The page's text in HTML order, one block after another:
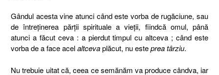
Gândul acesta vine atunci când este vorba de rugăciune, sau
de întreţinerea părţii spirituale a vieţii, fiindcă omul, până
atunci a făcut ceva : a pierdut timpul cu altceva ; când este
vorba de a face acelaltcevaplăcut, nu esteprea târziu.
Nu trebuie uitat că, ceea ce semănăm va produce cândva, iar